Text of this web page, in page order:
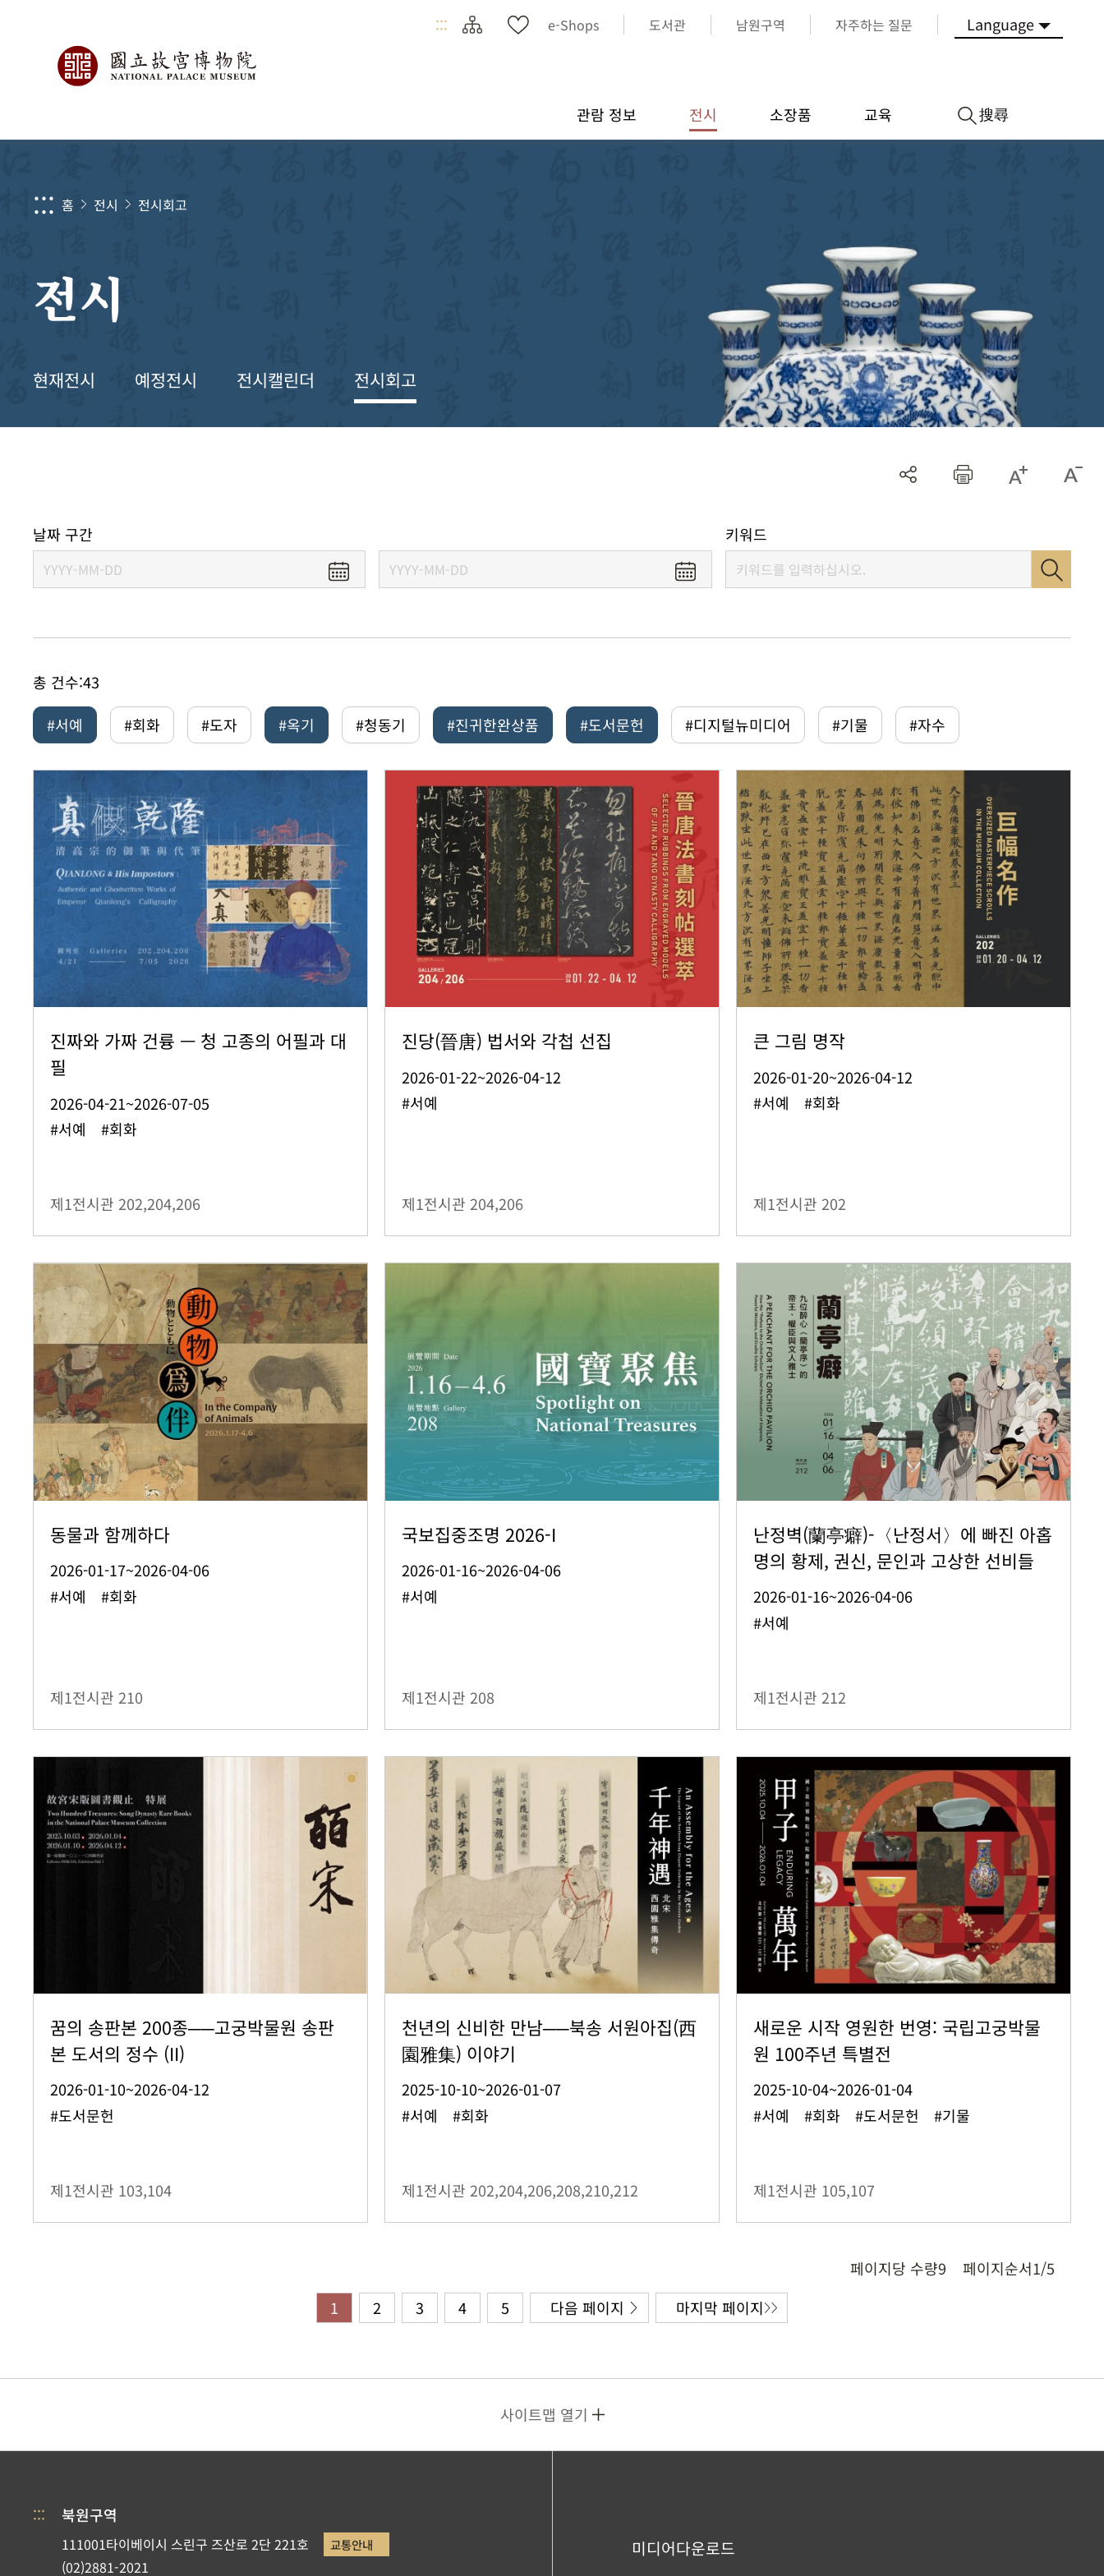
::: e-Shops 도서관 남원구역 자주하는 질문 Language
관람 정보 전시 소장품 교육 搜尋
::: 홈 전시 전시회고
전시
현재전시 예정전시 전시캘린더 전시회고
날짜 구간 키워드
총 건수:43
#서예
#회화 #도자 #옥기 #청동기 #진귀한완상품 #도서문헌 #디지털뉴미디어 #기물 #자수
진짜와 가짜 건륭 — 청 고종의 어필과 대
필
2026-04-21~2026-07-05
#서예 #회화
제1전시관 202,204,206
진당(晉唐) 법서와 각첩 선집
2026-01-22~2026-04-12
#서예
제1전시관 204,206
큰 그림 명작
2026-01-20~2026-04-12
#서예 #회화
제1전시관 202
동물과 함께하다
2026-01-17~2026-04-06
#서예 #회화
제1전시관 210
국보집중조명 2026-I
2026-01-16~2026-04-06
#서예
제1전시관 208
난정벽(蘭亭癖)-〈난정서〉에 빠진 아홉
명의 황제, 권신, 문인과 고상한 선비들
2026-01-16~2026-04-06
#서예
제1전시관 212
꿈의 송판본 200종──고궁박물원 송판
본 도서의 정수 (II)
2026-01-10~2026-04-12
#도서문헌
제1전시관 103,104
천년의 신비한 만남──북송 서원아집(西
園雅集) 이야기
2025-10-10~2026-01-07
#서예 #회화
제1전시관 202,204,206,208,210,212
새로운 시작 영원한 번영: 국립고궁박물
원 100주년 특별전
2025-10-04~2026-01-04
#서예 #회화 #도서문헌 #기물
제1전시관 105,107
페이지당 수량9 페이지순서1/5
1
2 3 4 5 다음 페이지 마지막 페이지
사이트맵 열기
::: 북원구역
111001타이베이시 스린구 즈산로 2단 221호 교통안내
(02)2881-2021
미디어다운로드